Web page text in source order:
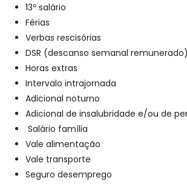
13º salário
Férias
Verbas rescisórias
DSR (descanso semanal remunerado)
Horas extras
Intervalo intrajornada
Adicional noturno
Adicional de insalubridade e/ou de
Salário família
Vale alimentação
Vale transporte
Seguro desemprego